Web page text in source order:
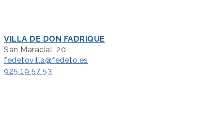
VILLA DE DON FADRIQUE
San Maracial, 20
fedetovilla@fedeto.es
925 19 57 53